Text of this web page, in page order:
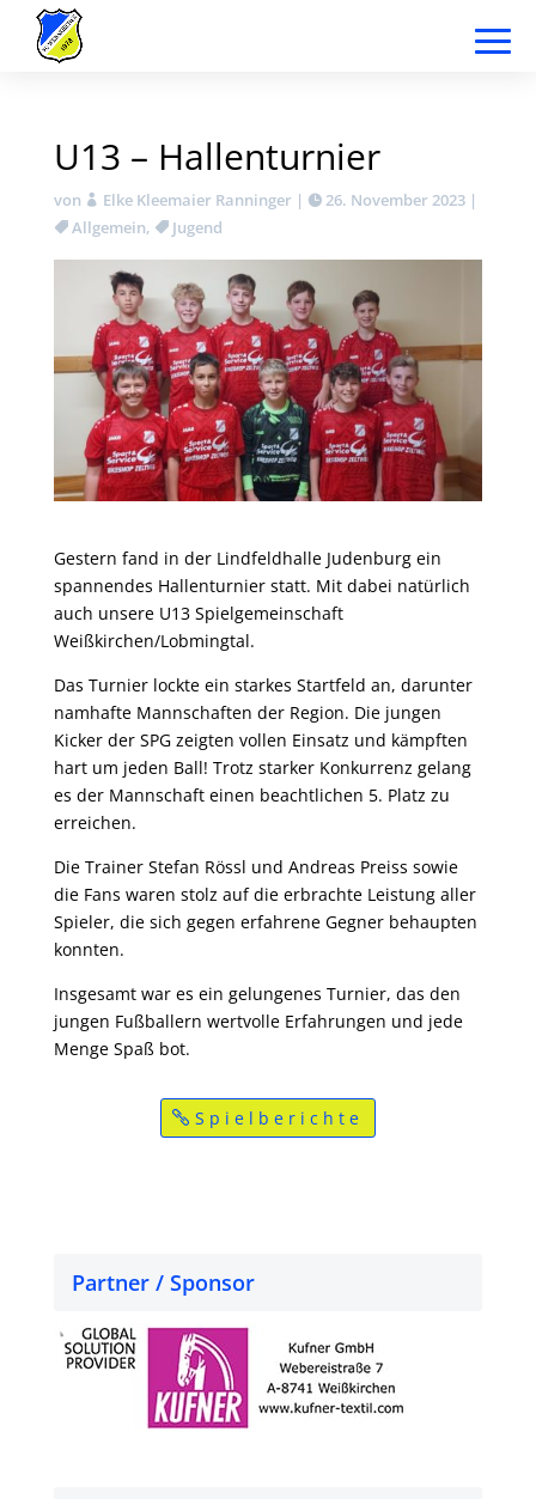
U13 – Hallenturnier
von Elke Kleemaier Ranninger | 26. November 2023|
Allgemein, Jugend
Gestern fand in der Lindfeldhalle Judenburg ein
spannendes Hallenturnier statt. Mit dabei natürlich
auch unsere U13 Spielgemeinschaft
Weißkirchen/Lobmingtal.
Das Turnier lockte ein starkes Startfeld an, darunter
namhafte Mannschaften der Region. Die jungen
Kicker der SPG zeigten vollen Einsatz und kämpften
hart um jeden Ball! Trotz starker Konkurrenz gelang
es der Mannschaft einen beachtlichen 5. Platz zu
erreichen.
Die Trainer Stefan Rössl und Andreas Preiss sowie
die Fans waren stolz auf die erbrachte Leistung aller
Spieler, die sich gegen erfahrene Gegner behaupten
konnten.
Insgesamt war es ein gelungenes Turnier, das den
jungen Fußballern wertvolle Erfahrungen und jede
Menge Spaß bot.
Spielberichte
Partner / Sponsor